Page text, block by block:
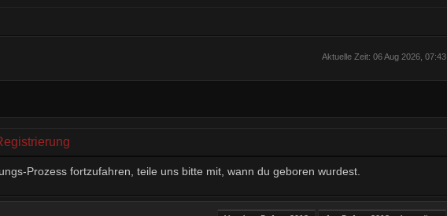
Aktuelle Zeit: 06 Aug 2026, 07:43
Prozess fortzufahren, teile uns bitte mit, wann du geboren wurdest.